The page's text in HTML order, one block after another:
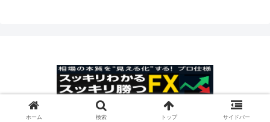
© 2025 スッキリわかるスッキリ勝つFX.
ホーム 検索 トップ サイドバー